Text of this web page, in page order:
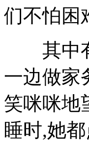
们不怕困
其中有
一边做家
笑咪咪地
睡时,她